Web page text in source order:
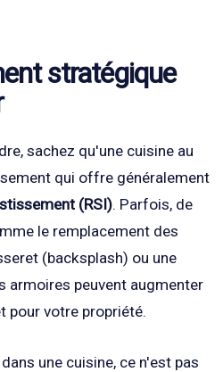
stratégique
sachez qu'une cuisine au
qui offre généralement
(RSI). Parfois, de
le remplacement des
(backsplash) ou une
armoires peuvent augmenter
pour votre propriété.
une cuisine, ce n'est pas